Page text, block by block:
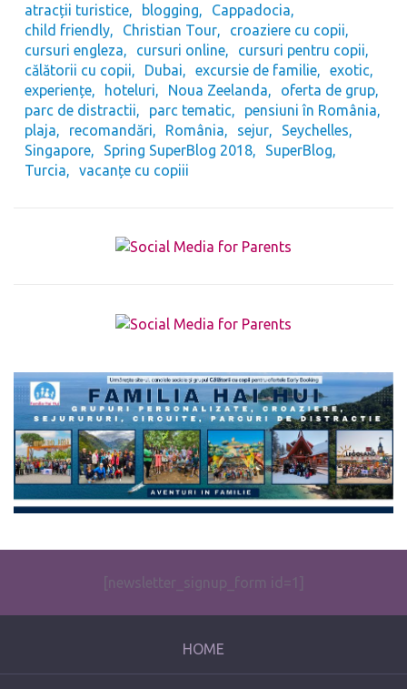
atracții turistice blogging
Cappadocia
child friendly
Christian Tour
croaziere cu copii
cursuri engleza
cursuri online
cursuri pentru copii
călătorii cu copii
Dubai excursie de familie
exotic
experiențe
hoteluri Noua Zeelanda
oferta de grup
parc de distractii
parc tematic
pensiuni în România
plaja
recomandări România sejur
Seychelles
Singapore
Spring SuperBlog 2018
SuperBlog
Turcia
vacanțe cu copiii
The form you have selected does not exist.
[newsletter_signup_form id=1]
HOME